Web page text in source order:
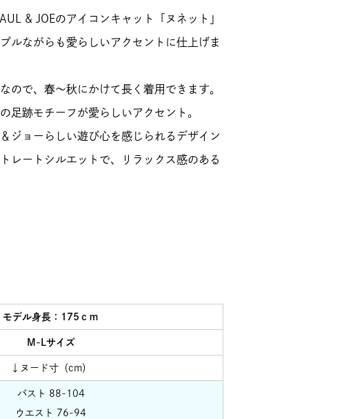
& JOEのアイコンキャット「ヌネット」
ルながらも愛らしいアクセントに仕上げま
ので、春～秋にかけて長く着用できます。
足跡モチーフが愛らしいアクセント。
ジョーらしい遊び心を感じられるデザイン
レートシルエットで、リラックス感のある
モデル身長：175ｃｍ
M-Lサイズ
↓ヌード寸（cm）
バスト 88-104
ウエスト 76-94